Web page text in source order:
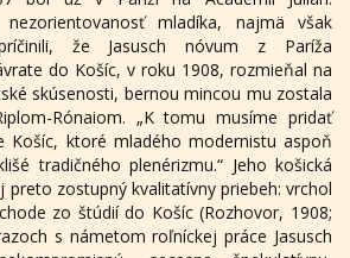
mladíka, najmä však
že Jasusch nóvum z Paríža
do Košíc, v roku 1908, rozmieňal na
skúsenosti, bernou mincou mu zostala
Rónaiom. „K tomu musíme pridať
Košíc, ktoré mladého modernistu aspoň
tradičného plenérizmu.“ Jeho košická
zostupný kvalitatívny priebeh: vrchol
zo štúdií do Košíc (Rozhovor, 1908;
s námetom roľníckej práce Jasusch